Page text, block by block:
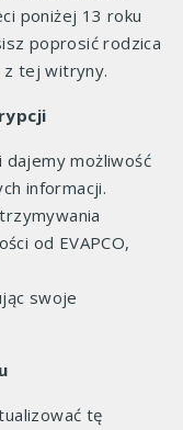
poniżej 13 roku
poprosić rodzica
z tej witryny.
dajemy możliwość
informacji.
od EVAPCO,
swoje
tę